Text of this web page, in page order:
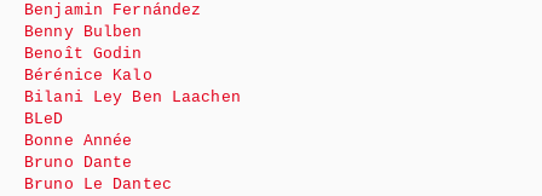
Benjamin Fernández
Benny Bulben
Benoît Godin
Bérénice Kalo
Bilani Ley Ben Laachen
BLeD
Bonne Année
Bruno Dante
Bruno Le Dantec